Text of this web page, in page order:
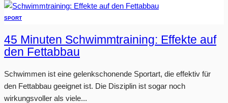
SPORT
45 Minuten Schwimmtraining: Effekte auf
den Fettabbau
Schwimmen ist eine gelenkschonende Sportart, die effektiv für
den Fettabbau geeignet ist. Die Disziplin ist sogar noch
wirkungsvoller als viele...